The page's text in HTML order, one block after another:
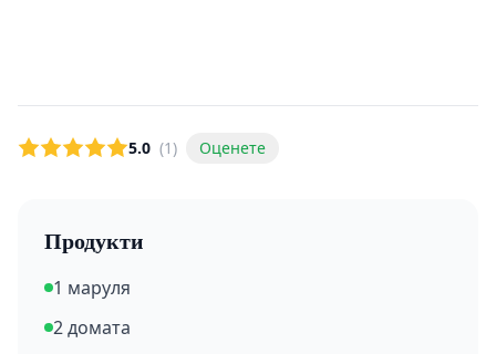
5.0 (1) Оценете
Продукти
1 маруля
2 домата